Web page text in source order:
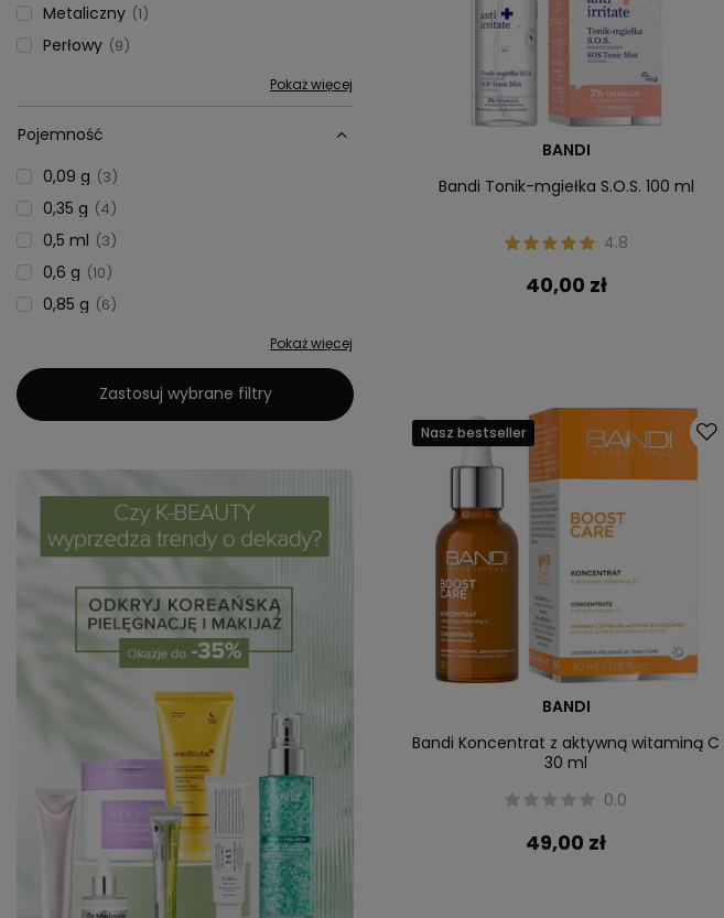
Metaliczny 1
Perłowy 9
Pokaż więcej
Pojemność
0,09 g
3
0,35 g 4
0,5 ml 3
0,6 g 10
0,85 g 6
Pokaż więcej
Zastosuj wybrane filtry
BANDI
Bandi Tonik-mgiełka S.O.S. 100 ml
4.8
40,00 zł
Nasz bestseller
BANDI
Bandi Koncentrat z aktywną witaminą C
30 ml
0.0
49,00 zł